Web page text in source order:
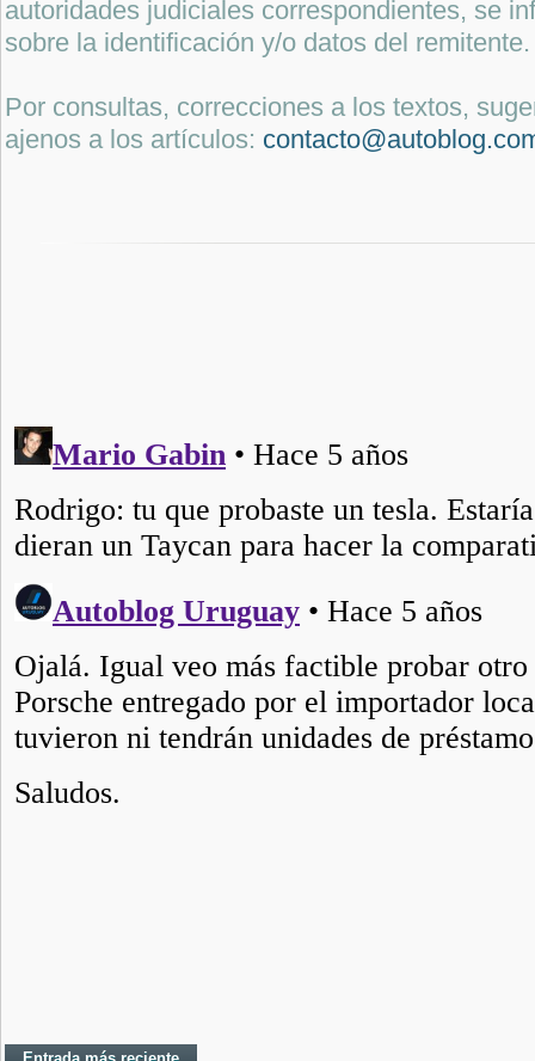
autoridades judiciales correspondientes, se
sobre la identificación y/o datos del remitente.
Por consultas, correcciones a los textos,
ajenos a los artículos: